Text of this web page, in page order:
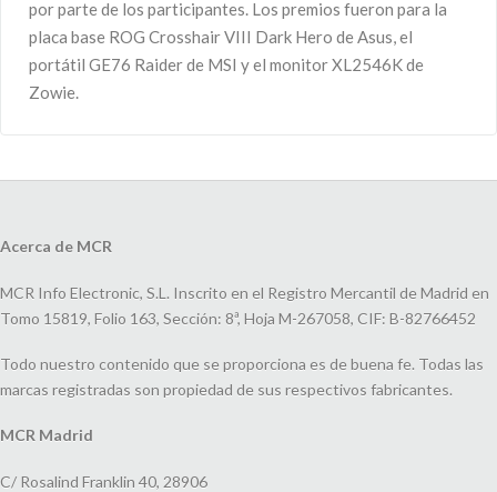
por parte de los participantes. Los premios fueron para la
placa base ROG Crosshair VIII Dark Hero de Asus, el
portátil GE76 Raider de MSI y el monitor XL2546K de
Zowie.
Acerca de MCR
MCR Info Electronic, S.L. Inscrito en el Registro Mercantil de Madrid en
Tomo 15819, Folio 163, Sección: 8ª, Hoja M-267058, CIF: B-82766452
Todo nuestro contenido que se proporciona es de buena fe. Todas las
marcas registradas son propiedad de sus respectivos fabricantes.
MCR Madrid
C/ Rosalind Franklin 40, 28906